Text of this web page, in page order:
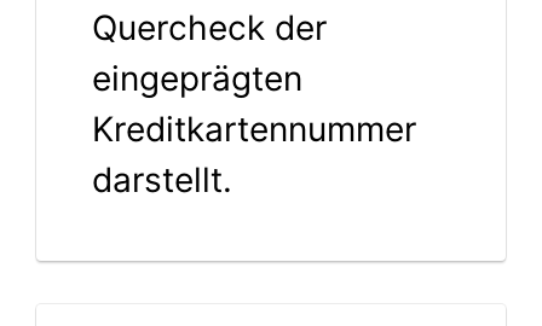
Quercheck der
eingeprägten
Kreditkartennummer
darstellt.